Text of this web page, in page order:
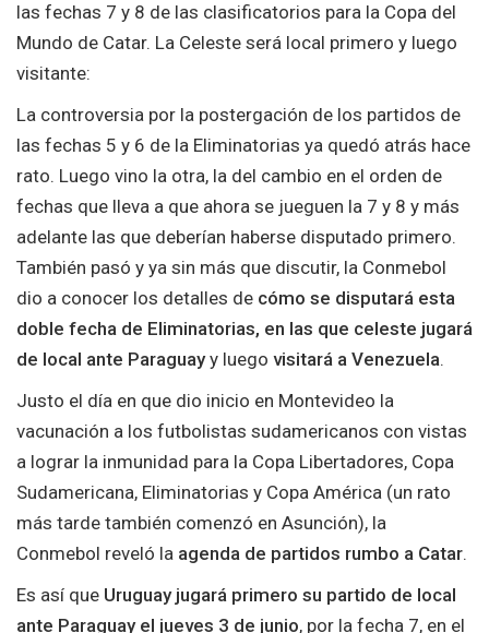
las fechas 7 y 8 de las clasificatorios para la Copa del
Mundo de Catar. La Celeste será local primero y luego
visitante:
La controversia por la postergación de los partidos de
las fechas 5 y 6 de la Eliminatorias ya quedó atrás hace
rato. Luego vino la otra, la del cambio en el orden de
fechas que lleva a que ahora se jueguen la 7 y 8 y más
adelante las que deberían haberse disputado primero.
También pasó y ya sin más que discutir, la Conmebol
dio a conocer los detalles de cómo se disputará esta
doble fecha de Eliminatorias, en las que celeste jugará
de local ante Paraguayy luego visitará a Venezuela.
Justo el día en que dio inicio en Montevideo la
vacunación a los futbolistas sudamericanos con vistas
a lograr la inmunidad para la Copa Libertadores, Copa
Sudamericana, Eliminatorias y Copa América (un rato
más tarde también comenzó en Asunción), la
Conmebol reveló la agenda de partidos rumbo a Catar.
Es así que Uruguay jugará primero su partido de local
ante Paraguay el jueves 3 de junio, por la fecha 7, en el